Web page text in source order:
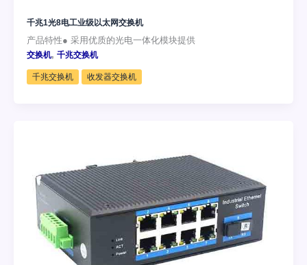
千兆1光8电工业级以太网交换机
产品特性● 采用优质的光电一体化模块提供
交换机, 千兆交换机
千兆交换机 收发器交换机